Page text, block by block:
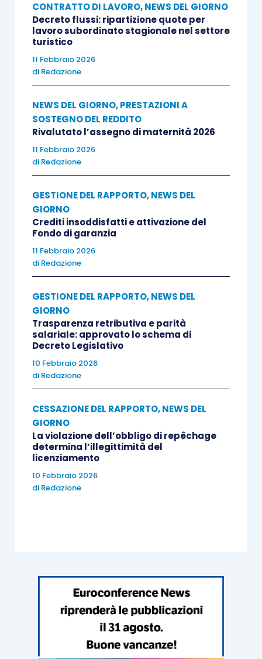
CONTRATTO DI LAVORO,NEWS DEL GIORNO
Decreto flussi: ripartizione quote per
lavoro subordinato stagionale nel settore
turistico
11 Febbraio 2026
di Redazione
NEWS DEL GIORNO,PRESTAZIONI A
SOSTEGNO DEL REDDITO
Rivalutato l’assegno di maternità 2026
11 Febbraio 2026
di Redazione
GESTIONE DEL RAPPORTO,NEWS DEL
GIORNO
Crediti insoddisfatti e attivazione del
Fondo di garanzia
11 Febbraio 2026
di Redazione
GESTIONE DEL RAPPORTO,NEWS DEL
GIORNO
Trasparenza retributiva e parità
salariale: approvato lo schema di
Decreto Legislativo
10 Febbraio 2026
di Redazione
CESSAZIONE DEL RAPPORTO,NEWS DEL
GIORNO
La violazione dell’obbligo di repêchage
determina l’illegittimità del
licenziamento
10 Febbraio 2026
di Redazione